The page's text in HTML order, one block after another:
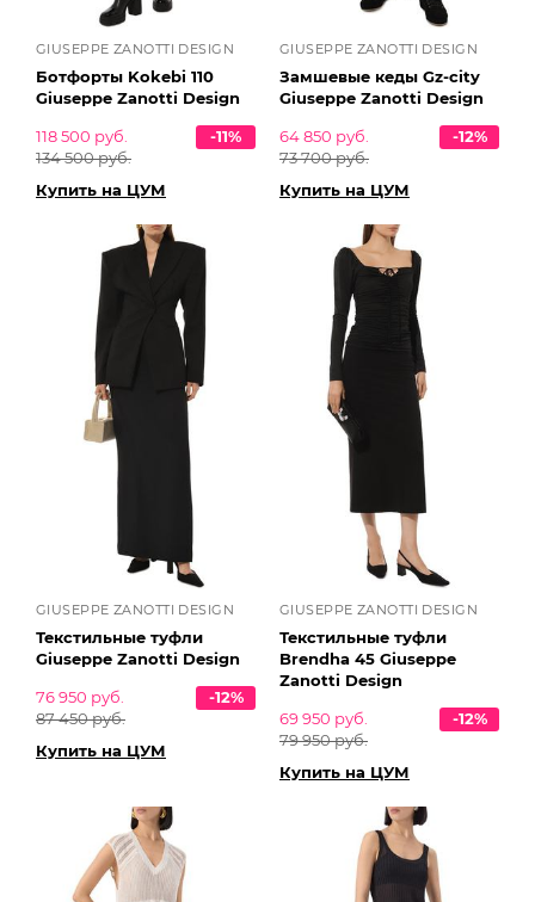
GIUSEPPE ZANOTTI DESIGN
Ботфорты Kokebi 110
Giuseppe Zanotti Design
118 500 руб.
134 500 руб.
-11%
Купить на ЦУМ
GIUSEPPE ZANOTTI DESIGN
Замшевые кеды Gz-city
Giuseppe Zanotti Design
64 850 руб.
73 700 руб.
-12%
Купить на ЦУМ
GIUSEPPE ZANOTTI DESIGN
Текстильные туфли
Giuseppe Zanotti Design
76 950 руб.
87 450 руб.
-12%
Купить на ЦУМ
GIUSEPPE ZANOTTI DESIGN
Текстильные туфли
Brendha 45 Giuseppe
Zanotti Design
69 950 руб.
79 950 руб.
-12%
Купить на ЦУМ